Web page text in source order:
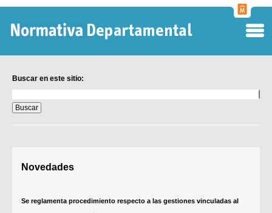
Buscar en este sitio:
en
este
sitio:
Novedades
Se reglamenta procedimiento respecto a las gestiones vinculadas al